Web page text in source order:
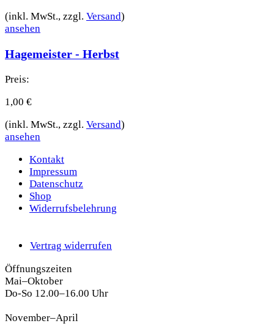
(inkl. MwSt., zzgl. Versand)
ansehen
Hagemeister - Herbst
Preis:
1,00 €
(inkl. MwSt., zzgl. Versand)
ansehen
Kontakt
Impressum
Datenschutz
Shop
Widerrufsbelehrung
Vertrag widerrufen
Öffnungszeiten
Mai–Oktober
Do-So 12.00–16.00 Uhr
November–April